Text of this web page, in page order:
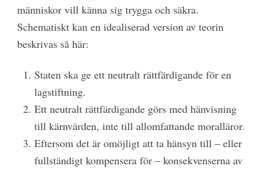
människor vill känna sig trygga och säkra.
Schematiskt kan en idealiserad version av teorin
beskrivas så här:
Staten ska ge ett neutralt rättfärdigande för en
lagstiftning.
Ett neutralt rättfärdigande görs med hänvisning
till kärnvärden, inte till allomfattande moralläror.
Eftersom det är omöjligt att ta hänsyn till – eller
fullständigt kompensera för – konsekvenserna av